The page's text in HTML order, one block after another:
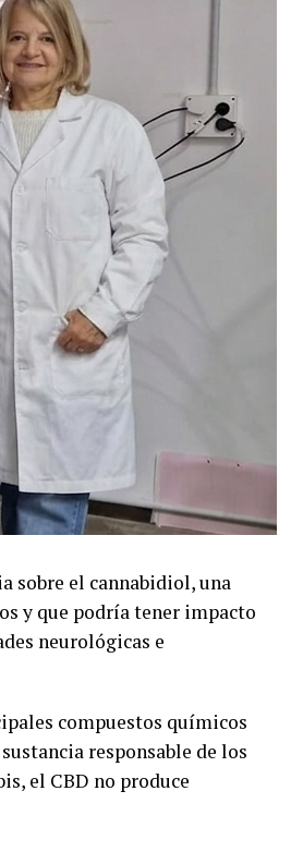
sobre el cannabidiol, una
y que podría tener impacto
neurológicas e
compuestos químicos
responsable de los
el CBD no produce